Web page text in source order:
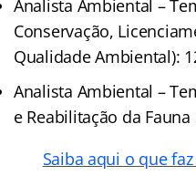
Analista Ambiental –
Conservação,
Qualidade Ambiental):
Analista Ambiental –
e Reabilitação da Fauna
Saiba aqui o que